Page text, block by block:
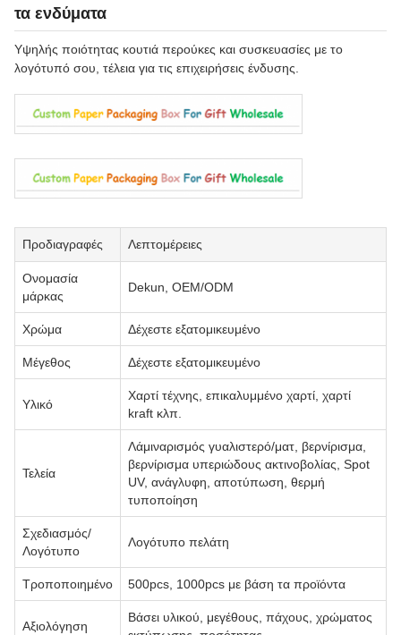
τα ενδύματα
Υψηλής ποιότητας κουτιά περούκες και συσκευασίες με το
λογότυπό σου, τέλεια για τις επιχειρήσεις ένδυσης.
Προδιαγραφές Λεπτομέρειες
Ονομασία
μάρκας
Dekun, OEM/ODM
Χρώμα Δέχεστε εξατομικευμένο
Μέγεθος Δέχεστε εξατομικευμένο
Υλικό
Χαρτί τέχνης, επικαλυμμένο χαρτί, χαρτί
kraft κλπ.
Τελεία
Λάμιναρισμός γυαλιστερό/ματ, βερνίρισμα,
βερνίρισμα υπεριώδους ακτινοβολίας, Spot
UV, ανάγλυφη, αποτύπωση, θερμή
τυποποίηση
Σχεδιασμός/
Λογότυπο
Λογότυπο πελάτη
Τροποποιημένο 500pcs, 1000pcs με βάση τα προϊόντα
Αξιολόγηση
Βάσει υλικού, μεγέθους, πάχους, χρώματος